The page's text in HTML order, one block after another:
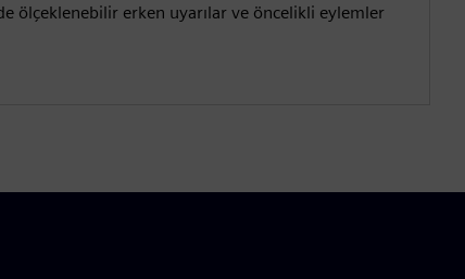
ölçeklenebilir erken uyarılar ve öncelikli eylemler